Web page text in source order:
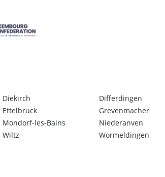
Diekirch
Ettelbruck
Mondorf-les-Bains
Wiltz
Differdingen
Grevenmacher
Niederanven
Wormeldingen